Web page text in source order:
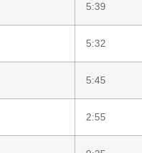
5:39
5:32
5:45
2:55